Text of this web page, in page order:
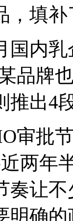
，填
内乳
品牌
推出4
批节
两年
奏让
明确